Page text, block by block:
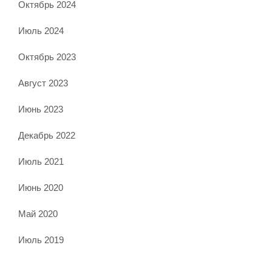
Октябрь 2024
Июль 2024
Октябрь 2023
Август 2023
Июнь 2023
Декабрь 2022
Июль 2021
Июнь 2020
Май 2020
Июль 2019